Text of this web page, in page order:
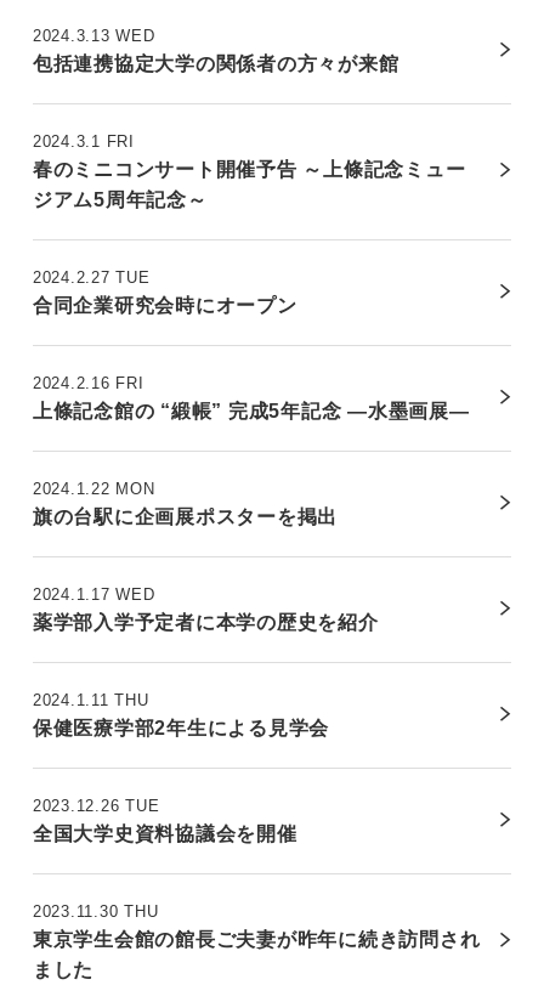
2024.3.13 WED
包括連携協定大学の関係者の方々が来館
2024.3.1 FRI
春のミニコンサート開催予告 ～上條記念ミュー
ジアム5周年記念～
2024.2.27 TUE
合同企業研究会時にオープン
2024.2.16 FRI
上條記念館の “緞帳” 完成5年記念 ―水墨画展―
2024.1.22 MON
旗の台駅に企画展ポスターを掲出
2024.1.17 WED
薬学部入学予定者に本学の歴史を紹介
2024.1.11 THU
保健医療学部2年生による見学会
2023.12.26 TUE
全国大学史資料協議会を開催
2023.11.30 THU
東京学生会館の館長ご夫妻が昨年に続き訪問され
ました